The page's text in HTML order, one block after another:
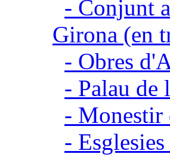
- Conjunt
Girona (en
- Obres
- Palau de
- Monestir
-